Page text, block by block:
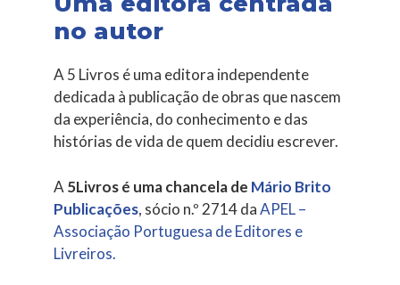
no autor
A 5 Livros é uma editora independente
dedicada à publicação de obras que nascem
da experiência, do conhecimento e das
histórias de vida de quem decidiu escrever.
A 5Livros é uma chancela de Mário Brito
Publicações, sócio n.º 2714 daAPEL –
Associação Portuguesa de Editores e
Livreiros.